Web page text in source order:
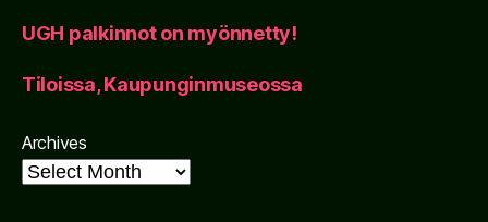
UGH palkinnot on myönnetty!
Tiloissa, Kaupunginmuseossa
Archives